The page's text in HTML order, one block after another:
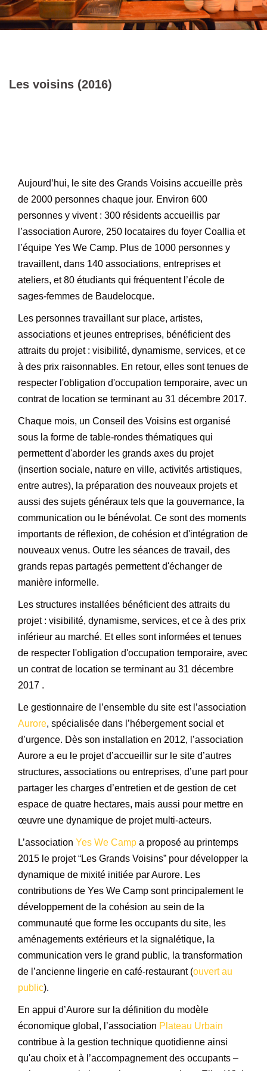
Les voisins (2016)
Aujourd’hui, le site des Grands Voisins accueille près
de 2000 personnes chaque jour. Environ 600
personnes y vivent : 300 résidents accueillis par
l’association Aurore, 250 locataires du foyer Coallia et
l’équipe Yes We Camp. Plus de 1000 personnes y
travaillent, dans 140 associations, entreprises et
ateliers, et 80 étudiants qui fréquentent l’école de
sages-femmes de Baudelocque.
Les personnes travaillant sur place, artistes,
associations et jeunes entreprises, bénéficient des
attraits du projet : visibilité, dynamisme, services, et ce
à des prix raisonnables. En retour, elles sont tenues de
respecter l'obligation d'occupation temporaire, avec un
contrat de location se terminant au 31 décembre 2017.
Chaque mois, un Conseil des Voisins est organisé
sous la forme de table-rondes thématiques qui
permettent d'aborder les grands axes du projet
(insertion sociale, nature en ville, activités artistiques,
entre autres), la préparation des nouveaux projets et
aussi des sujets généraux tels que la gouvernance, la
communication ou le bénévolat. Ce sont des moments
importants de réflexion, de cohésion et d'intégration de
nouveaux venus. Outre les séances de travail, des
grands repas partagés permettent d'échanger de
manière informelle.
Les structures installées bénéficient des attraits du
projet : visibilité, dynamisme, services, et ce à des prix
inférieur au marché. Et elles sont informées et tenues
de respecter l'obligation d'occupation temporaire, avec
un contrat de location se terminant au 31 décembre
2017 .
Le gestionnaire de l’ensemble du site est l’association
Aurore, spécialisée dans l’hébergement social et
d’urgence. Dès son installation en 2012, l’association
Aurore a eu le projet d’accueillir sur le site d’autres
structures, associations ou entreprises, d’une part pour
partager les charges d’entretien et de gestion de cet
espace de quatre hectares, mais aussi pour mettre en
œuvre une dynamique de projet multi-acteurs.
L’association Yes We Camp a proposé au printemps
2015 le projet “Les Grands Voisins” pour développer la
dynamique de mixité initiée par Aurore. Les
contributions de Yes We Camp sont principalement le
développement de la cohésion au sein de la
communauté que forme les occupants du site, les
aménagements extérieurs et la signalétique, la
communication vers le grand public, la transformation
de l’ancienne lingerie en café-restaurant (ouvert au
public).
En appui d’Aurore sur la définition du modèle
économique global, l’association Plateau Urbain
contribue à la gestion technique quotidienne ainsi
qu'au choix et à l’accompagnement des occupants –